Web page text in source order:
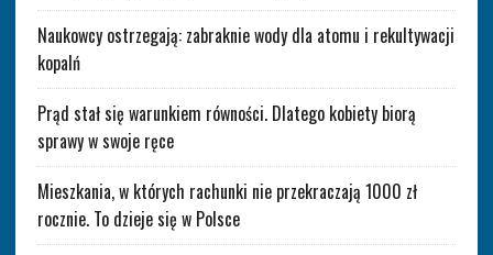
Naukowcy ostrzegają: zabraknie wody dla atomu i rekultywacji
kopalń
Prąd stał się warunkiem równości. Dlatego kobiety biorą
sprawy w swoje ręce
Mieszkania, w których rachunki nie przekraczają 1000 zł
rocznie. To dzieje się w Polsce